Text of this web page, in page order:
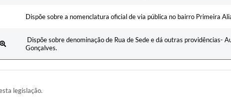
Dispõe sobre a nomenclatura oficial de via pública no bairro Primeira
Dispõe sobre denominação de Rua de Sede e dá outras providências-
Gonçalves.
legislação.